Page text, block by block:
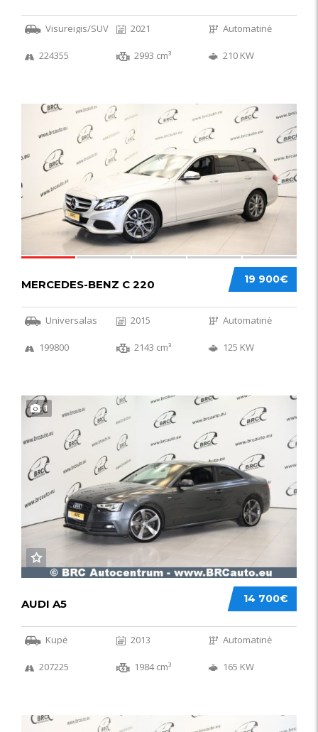
Visureigis/SUV 2021 Automatinė
224355 2993 cm³ 210 KW
52
19 900€
MERCEDES-BENZ C 220
Universalas 2015 Automatinė
199800 2143 cm³ 125 KW
1
14 700€
AUDI A5
Kupė 2013 Automatinė
207225 1984 cm³ 165 KW